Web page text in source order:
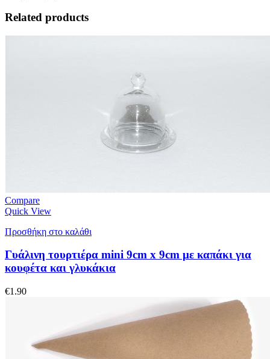
Related products
Compare
Quick View
Προσθήκη στο καλάθι
Γυάλινη τουρτιέρα mini 9cm x 9cm με καπάκι για
κουφέτα και γλυκάκια
€1.90